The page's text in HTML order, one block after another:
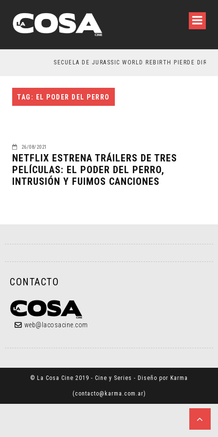
SECUELA DE JURASSIC WORLD REBIRTH PIERDE
TAG: EL PODER DEL PERRO
26/08/2021
NETFLIX ESTRENA TRÁILERS DE TRES
PELÍCULAS: EL PODER DEL PERRO,
INTRUSIÓN Y FUIMOS CANCIONES
CONTACTO
web@lacosacine.com
© La Cosa Cine 2019 - Cine y Series - Diseño por Karma
(contacto@karma.com.ar)